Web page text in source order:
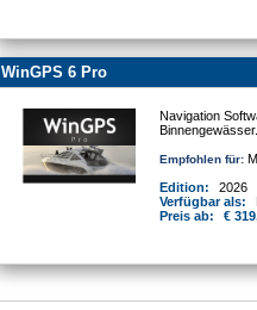
WinGPS 6 Pro
Navigation
Binnengewässer.
Empfohlen für:
Edition:
2026
Verfügbar als:
Preis ab:
€